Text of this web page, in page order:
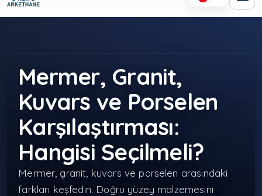
Mermer, Granit,
Kuvars ve Porselen
Karşılaştırması:
Hangisi Seçilmeli?
Mermer, granit, kuvars ve porselen arasındaki
farkları keşfedin. Doğru yüzey malzemesini